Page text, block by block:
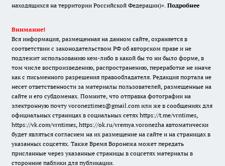
находящихся на территории Российской Федерации)». Подробнее
Внимание!
Вся информация, размещенная на данном сайте, охраняется в
соответствии с законодательством РФ об авторском праве и не
подлежит использованию кем-либо в какой бы то ни было форме, в
том числе воспроизведению, распространению, переработке не иначе
как с письменного разрешения правообладателя. Редакция портала не
несет ответственности за материалы пользователей, размещенные на
сайте и его субдоменах. Помните, что отправка фотографии на
электронную почту voroneztimes@gmail.com или же в сообщениях для
официальных страницах в социальных сетях https://t.me/vrntimes,
https://vk.com/vrntimes, https://ok.ru/vremya.voronezha автоматически
будет являться согласием на их размещение на сайте и на страницах в
указанных соцсетях. Также Время Воронежа может передать
присланные через указанные страницы в соцсетях материалы в
сторонние паблики для публикации.